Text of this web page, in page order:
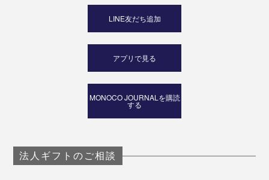
母の日や敬老の日、誕生日、クリスマスなど、相手の心
LINE友だち追加
アプリで見る
MONOCO JOURNALを購読
する
法人ギフトのご相談